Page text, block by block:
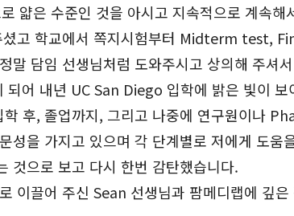
얇은 수준인 것을 아시고 지속적으로 계속해
셨고 학교에서 쪽지시험부터 Midterm test,
말 담임 선생님처럼 도와주시고 상의해 주셔
되어 내년 UC San Diego 입학에 밝은 빛이 보
후, 졸업까지, 그리고 나중에 연구원이나
성을 가지고 있으며 각 단계별로 저에게 도움
것으로 보고 다시 한번 감탄했습니다.
이끌어 주신 Sean 선생님과 팜메디랩에 깊